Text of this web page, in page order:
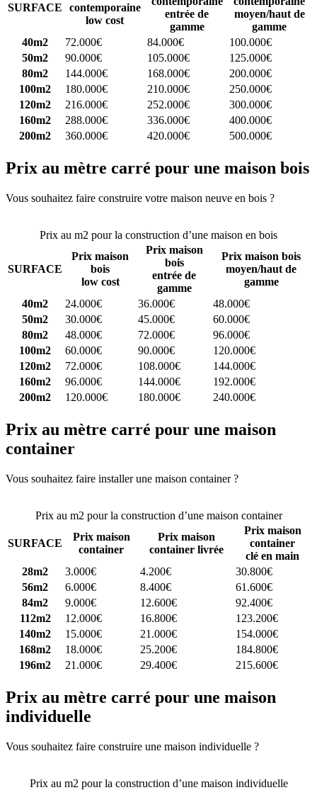
SURFACE
contemporaine
low cost
entrée de
gamme
moyen/haut de
gamme
40m2
72.000€ 84.000€
100.000€
50m2
90.000€ 105.000€
125.000€
80m2
144.000€ 168.000€
200.000€
100m2
180.000€ 210.000€
250.000€
120m2
216.000€ 252.000€
300.000€
160m2
288.000€ 336.000€
400.000€
200m2
360.000€ 420.000€ 500.000€
Prix au mètre carré pour une maison bois
Vous souhaitez faire construire votre maison neuve en bois ?
Prix au m2 pour la construction d’une maison en bois
SURFACE
Prix maison
bois
low cost
Prix maison
bois
entrée de
gamme
Prix maison bois
moyen/haut de
gamme
40m2
24.000€ 36.000€
48.000€
50m2
30.000€ 45.000€
60.000€
80m2
48.000€ 72.000€
96.000€
100m2
60.000€ 90.000€
120.000€
120m2
72.000€ 108.000€
144.000€
160m2
96.000€ 144.000€
192.000€
200m2
120.000€ 180.000€ 240.000€
Prix au mètre carré pour une maison
container
Vous souhaitez faire installer une maison container ?
Prix au m2 pour la construction d’une maison container
SURFACE
Prix maison
container
Prix maison
container livrée
Prix maison
container
clé en main
28m2
3.000€ 4.200€
30.800€
56m2
6.000€ 8.400€
61.600€
84m2
9.000€ 12.600€
92.400€
112m2
12.000€ 16.800€
123.200€
140m2
15.000€ 21.000€
154.000€
168m2
18.000€ 25.200€
184.800€
196m2
21.000€ 29.400€ 215.600€
Prix au mètre carré pour une maison
individuelle
Vous souhaitez faire construire une maison individuelle ?
Prix au m2 pour la construction d’une maison individuelle